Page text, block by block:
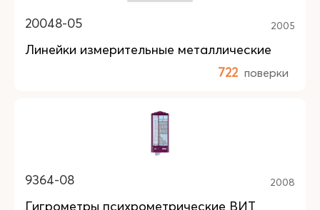
20048-05 2005
Линейки измерительные металлические
722 поверки
9364-08 2008
Гигрометры психрометрические ВИТ